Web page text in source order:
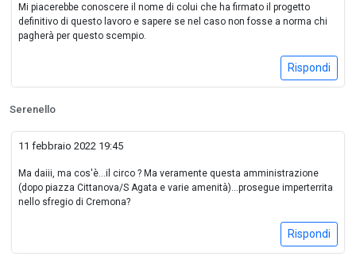
Mi piacerebbe conoscere il nome di colui che ha firmato il progetto
definitivo di questo lavoro e sapere se nel caso non fosse a norma chi
pagherà per questo scempio.
Rispondi
Serenello
11 febbraio 2022 19:45
Ma daiii, ma cos'è...il circo ? Ma veramente questa amministrazione
(dopo piazza Cittanova/S Agata e varie amenità)...prosegue imperterrita
nello sfregio di Cremona?
Rispondi